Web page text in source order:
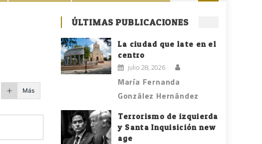
Más
ÚLTIMAS PUBLICACIONES
La ciudad que late en el
centro
julio 28, 2026
María Fernanda
González Hernández
Terrorismo de izquierda
y Santa Inquisición new
age